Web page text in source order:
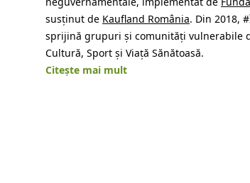
susținut de Kaufland România. Din 2018,
sprijină grupuri și comunități vulnerabile
Cultură, Sport și Viață Sănătoasă.
Citește mai mult